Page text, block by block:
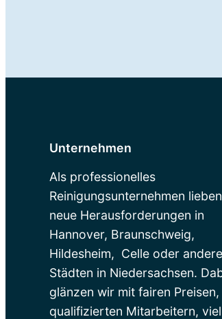
Unternehmen
Als professionelles
Reinigungsunternehmen
neue Herausforderungen in
Hannover, Braunschweig,
Hildesheim, Celle oder
Städten in Niedersachsen.
glänzen wir mit fairen Preisen,
qualifizierten Mitarbeitern, viel